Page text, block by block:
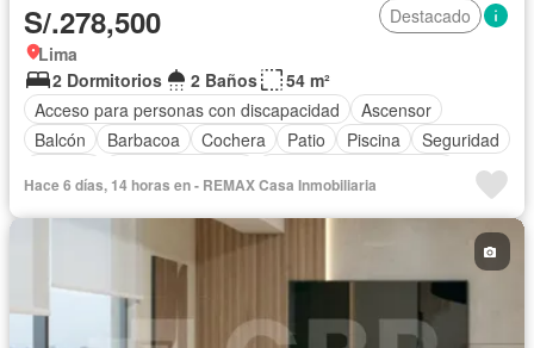
S/.278,500
Destacado
Lima
2 Dormitorios
2 Baños
54 m²
Acceso para personas con discapacidad
Ascensor
Balcón
Barbacoa Cochera Patio Piscina
Seguridad
Hace 6 días, 14 horas en - REMAX Casa Inmobiliaria